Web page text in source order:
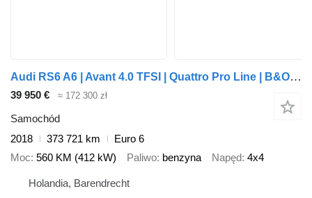
Audi RS6 A6 | Avant 4.0 TFSI | Quattro Pro Line | B&O | Carbon | 2018
39 950 € ≈ 172 300 zł
Samochód
2018
373 721 km
Euro 6
Moc 560 KM (412 kW) Paliwo benzyna Napęd 4x4
Holandia, Barendrecht